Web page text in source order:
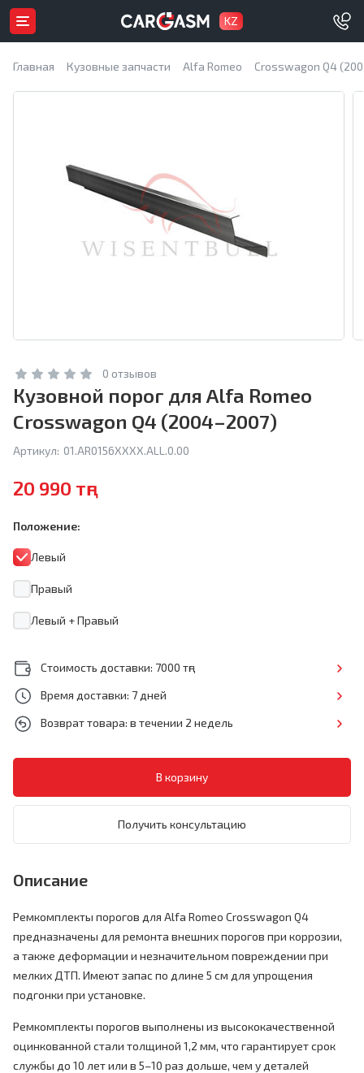
KZ
Главная Кузовные запчасти Alfa Romeo Crosswagon Q4
0 отзывов
Кузовной порог для Alfa Romeo
Crosswagon Q4 (2004–2007)
Артикул: 01.AR0156XXXX.ALL.0.00
20 990 тңг
Положение:
Левый
Правый
Левый + Правый
Стоимость доставки: 7000 тңг
Время доставки: 7 дней
Возврат товара: в течении 2 недель
Получить консультацию
Описание
Ремкомплекты порогов для Alfa Romeo Crosswagon Q4
предназначены для ремонта внешних порогов при коррозии,
а также деформации и незначительном повреждении при
мелких ДТП. Имеют запас по длине 5 см для упрощения
подгонки при установке.
Ремкомплекты порогов выполнены из высококачественной
оцинкованной стали толщиной 1,2 мм, что гарантирует срок
службы до 10 лет или в 5–10 раз дольше, чем у деталей